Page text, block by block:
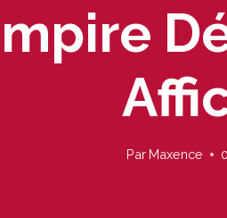
Par Maxence